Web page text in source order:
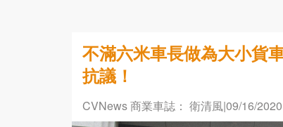
不滿六米車長做為大小貨
抗議！
CVNews 商業車誌： 衛清風|09/16/2020